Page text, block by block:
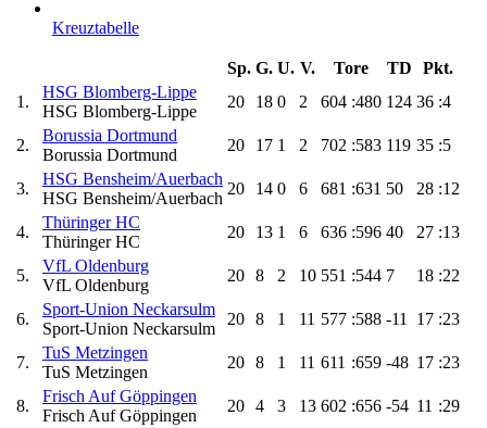
Kreuztabelle
Sp. G. U. V. Tore TD
Pkt.
1.
HSG Blomberg-Lippe
HSG Blomberg-Lippe
20 18 0 2 604 :480 124 36 :4
2.
Borussia Dortmund
Borussia Dortmund
20 17 1 2 702 :583 119 35 :5
3.
HSG Bensheim/Auerbach
HSG Bensheim/Auerbach
20 14 0 6 681 :631 50 28 :12
4.
Thüringer HC
Thüringer HC
20 13 1 6 636 :596 40 27 :13
5.
VfL Oldenburg
VfL Oldenburg
20 8 2 10 551 :544 7 18 :22
6.
Sport-Union Neckarsulm
Sport-Union Neckarsulm
20 8 1 11 577 :588 -11 17 :23
7.
TuS Metzingen
TuS Metzingen
20 8 1 11 611 :659 -48 17 :23
8.
Frisch Auf Göppingen
Frisch Auf Göppingen
20 4 3 13 602 :656 -54 11 :29